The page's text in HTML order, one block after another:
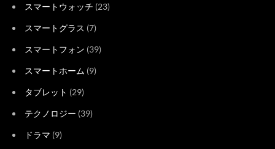
スマートウォッチ (23)
スマートグラス (7)
スマートフォン (39)
スマートホーム (9)
タブレット (29)
テクノロジー (39)
ドラマ (9)